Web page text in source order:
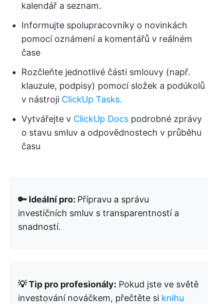
kalendář a seznam.
Informujte spolupracovníky o novinkách
pomocí oznámení a komentářů v reálném
čase
Rozčleňte jednotlivé části smlouvy (např.
klauzule, podpisy) pomocí složek a podúkolů
v nástroji ClickUp Tasks.
Vytvářejte v ClickUp Docs podrobné zprávy
o stavu smluv a odpovědnostech v průběhu
času
🔑 Ideální pro: Přípravu a správu
investičních smluv s transparentností a
snadností.
💡 Tip pro profesionály: Pokud jste ve světě
investování nováčkem, přečtěte si knihu